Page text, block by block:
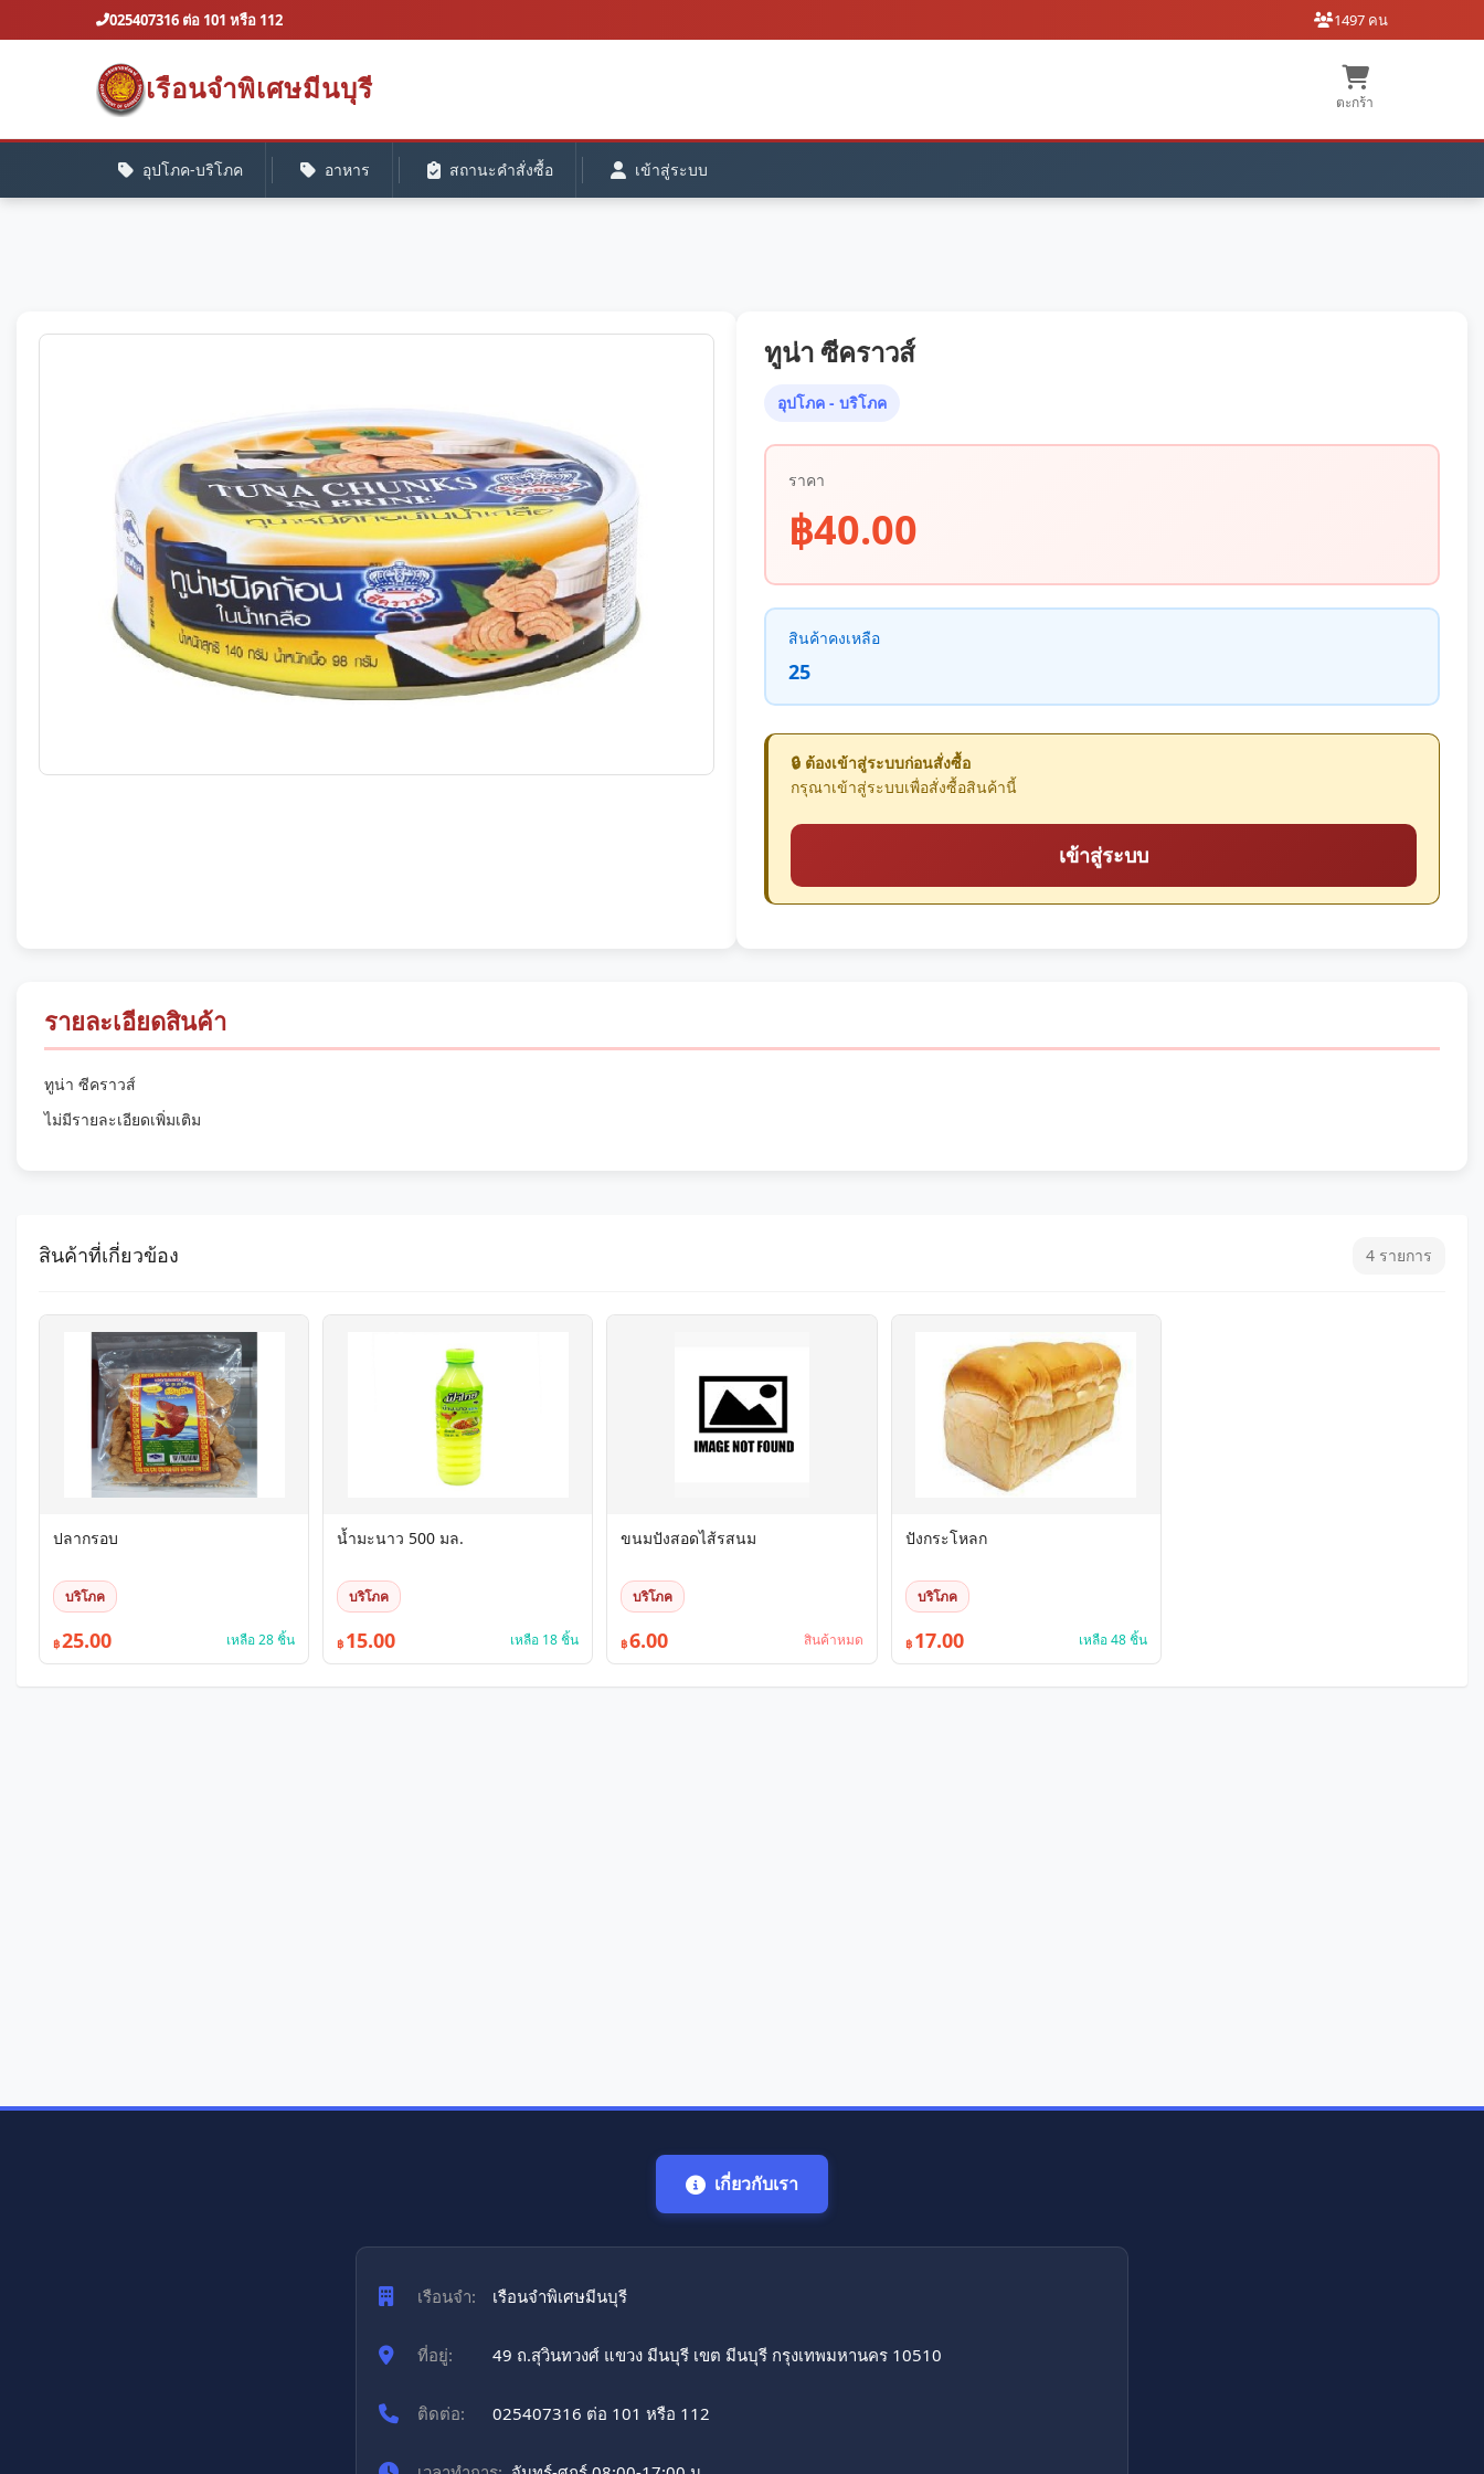
025407316 ต่อ 101 หรือ 112 1497 คน
เรือนจำพิเศษมีนบุรี ตะกร้า
อุปโภค-บริโภค อาหาร สถานะคำสั่งซื้อ เข้าสู่ระบบ
ทูน่า ซีคราวส์
อุปโภค - บริโภค
ราคา
฿40.00
สินค้าคงเหลือ
25
🔒 ต้องเข้าสู่ระบบก่อนสั่งซื้อ
กรุณาเข้าสู่ระบบเพื่อสั่งซื้อสินค้านี้
เข้าสู่ระบบ
รายละเอียดสินค้า
ทูน่า ซีคราวส์
ไม่มีรายละเอียดเพิ่มเติม
สินค้าที่เกี่ยวข้อง 4 รายการ
ปลากรอบ
บริโภค
฿25.00 เหลือ 28 ชิ้น
น้ำมะนาว 500 มล.
บริโภค
฿ 15.00 เหลือ 18 ชิ้น
ขนมปังสอดไส้รสนม
บริโภค
฿6.00 สินค้าหมด
ปังกระโหลก
บริโภค
฿ 17.00 เหลือ 48 ชิ้น
เกี่ยวกับเรา
เรือนจำ: เรือนจำพิเศษมีนบุรี
ที่อยู่: 49 ถ.สุวินทวงศ์ แขวง มีนบุรี เขต มีนบุรี กรุงเทพมหานคร 10510
ติดต่อ: 025407316 ต่อ 101 หรือ 112